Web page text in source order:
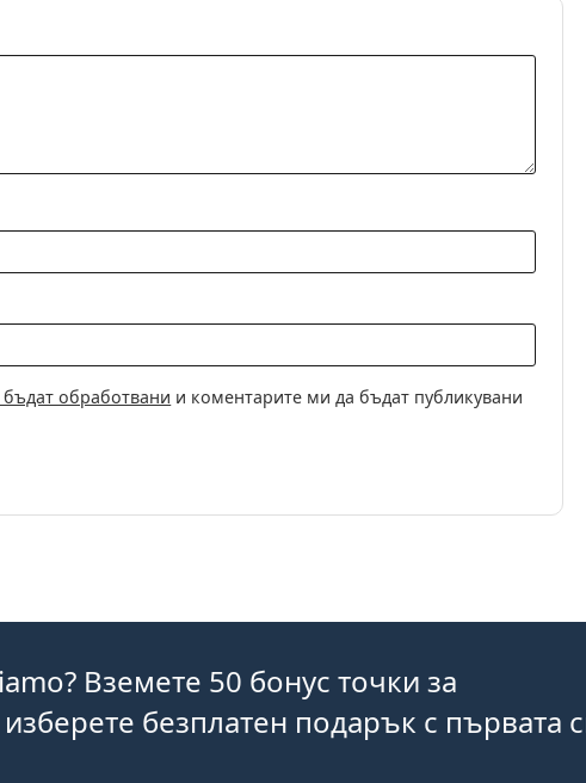
бъдат обработвани и коментарите ми да бъдат публикувани
Вземете 50 бонус точки за
безплатен подарък с първата